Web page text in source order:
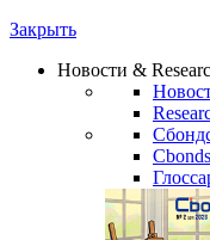
Закрыть
Новости &